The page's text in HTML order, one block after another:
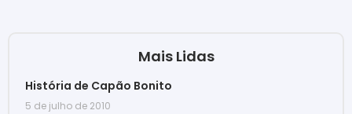
Mais Lidas
História de Capão Bonito
5 de julho de 2010